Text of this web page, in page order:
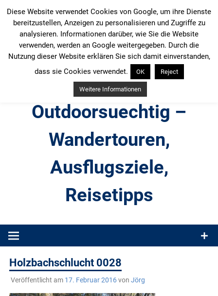
Inhalt
springen
Outdoorsuechtig –
Wandertouren,
Ausflugsziele,
Reisetipps
Produkttests und Buchrezensionen. Ein Blog für alle, die gern
Holzbachschlucht 0028
Veröffentlicht am 17. Februar 2016von Jörg
Diese Website verwendet Cookies von Google, um ihre Dienste
bereitzustellen, Anzeigen zu personalisieren und Zugriffe zu
analysieren. Informationen darüber, wie Sie die Website
verwenden, werden an Google weitergegeben. Durch die
Nutzung dieser Website erklären Sie sich damit einverstanden,
dass sie Cookies verwendet.
OK Reject
Weitere Informationen